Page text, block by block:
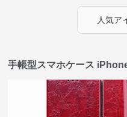
人気ア
手帳型スマホケース